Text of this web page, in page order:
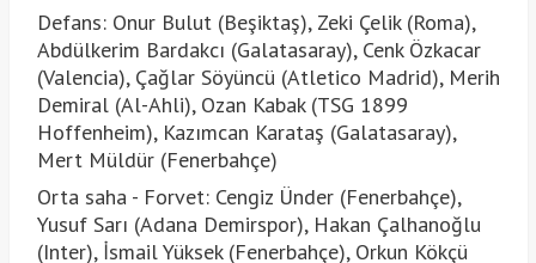
Defans: Onur Bulut (Beşiktaş), Zeki Çelik (Roma),
Abdülkerim Bardakcı (Galatasaray), Cenk Özkacar
(Valencia), Çağlar Söyüncü (Atletico Madrid), Merih
Demiral (Al-Ahli), Ozan Kabak (TSG 1899
Hoffenheim), Kazımcan Karataş (Galatasaray),
Mert Müldür (Fenerbahçe)
Orta saha - Forvet: Cengiz Ünder (Fenerbahçe),
Yusuf Sarı (Adana Demirspor), Hakan Çalhanoğlu
(Inter), İsmail Yüksek (Fenerbahçe), Orkun Kökçü